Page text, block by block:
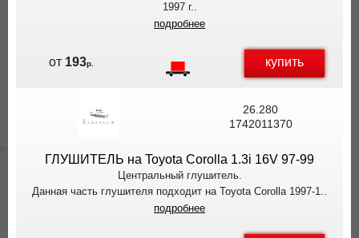
1997 г..
подробнее
от 193р. купить
26.280
1742011370
ГЛУШИТЕЛЬ на Toyota Corolla 1.3i 16V 97-99
Центральный глушитель.
Данная часть глушителя подходит на Toyota Corolla 1997-1..
подробнее